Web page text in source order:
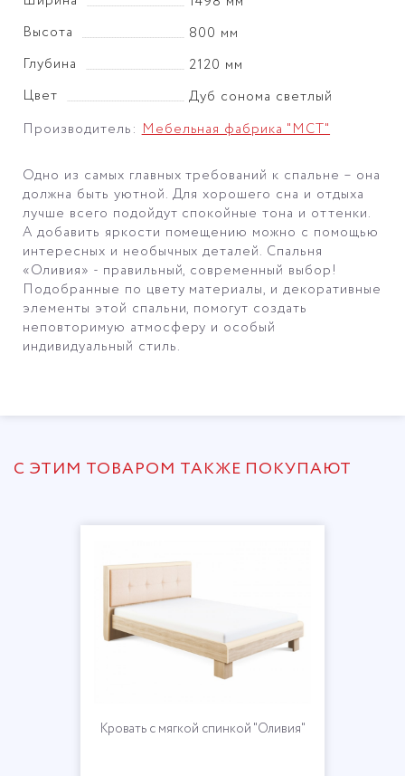
Высота
800 мм
Глубина
2120 мм
Цвет
Дуб сонома светлый
Производитель:Мебельная фабрика "МСТ"
Одно из самых главных требований к спальне – она
должна быть уютной. Для хорошего сна и отдыха
лучше всего подойдут спокойные тона и оттенки.
А добавить яркости помещению можно с помощью
интересных и необычных деталей. Спальня
«Оливия» - правильный, современный выбор!
Подобранные по цвету материалы, и декоративные
элементы этой спальни, помогут создать
неповторимую атмосферу и особый
индивидуальный стиль.
С ЭТИМ ТОВАРОМ ТАКЖЕ ПОКУПАЮТ
Кровать с мягкой спинкой "Оливия"